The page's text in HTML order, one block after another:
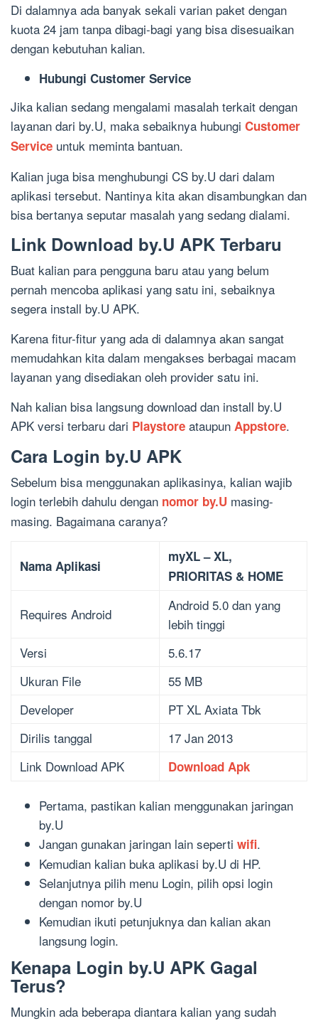
Di dalamnya ada banyak sekali varian paket dengan
kuota 24 jam tanpa dibagi-bagi yang bisa disesuaikan
dengan kebutuhan kalian.
Hubungi Customer Service
Jika kalian sedang mengalami masalah terkait dengan
layanan dari by.U, maka sebaiknya hubungi Customer
Service untuk meminta bantuan.
Kalian juga bisa menghubungi CS by.U dari dalam
aplikasi tersebut. Nantinya kita akan disambungkan dan
bisa bertanya seputar masalah yang sedang dialami.
Link Download by.U APK Terbaru
Buat kalian para pengguna baru atau yang belum
pernah mencoba aplikasi yang satu ini, sebaiknya
segera install by.U APK.
Karena fitur-fitur yang ada di dalamnya akan sangat
memudahkan kita dalam mengakses berbagai macam
layanan yang disediakan oleh provider satu ini.
Nah kalian bisa langsung download dan install by.U
APK versi terbaru dari Playstore ataupun Appstore.
Cara Login by.U APK
Sebelum bisa menggunakan aplikasinya, kalian wajib
login terlebih dahulu dengan nomor by.U masing-
masing. Bagaimana caranya?
Nama Aplikasi
myXL – XL,
PRIORITAS & HOME
Requires Android
Android 5.0 dan yang
lebih tinggi
Versi
5.6.17
Ukuran File
55 MB
Developer
PT XL Axiata Tbk
Dirilis tanggal
17 Jan 2013
Link Download APK
Download Apk
Pertama, pastikan kalian menggunakan jaringan
by.U
Jangan gunakan jaringan lain seperti wifi.
Kemudian kalian buka aplikasi by.U di HP.
Selanjutnya pilih menu Login, pilih opsi login
dengan nomor by.U
Kemudian ikuti petunjuknya dan kalian akan
langsung login.
Kenapa Login by.U APK Gagal
Terus?
Mungkin ada beberapa diantara kalian yang sudah